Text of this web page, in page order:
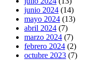
junio 2024 (14)
mayo 2024 (13)
abril 2024 (7)
marzo 2024 (7)
febrero 2024 (2)
octubre 2023 (7)